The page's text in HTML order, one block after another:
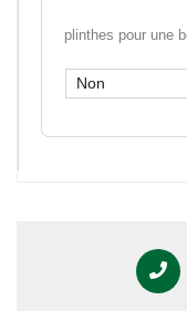
plinthes pour une
Non